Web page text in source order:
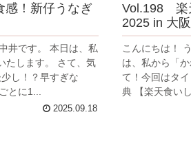
！新仔うなぎ
井です。 本日は、私
たします。 さて、気
し！？早すぎな
とに1...
2025.09.18
Vol.198 楽
2025 in 大
こんにちは！
は、私から「
て！今回はタ
典 【楽天食い